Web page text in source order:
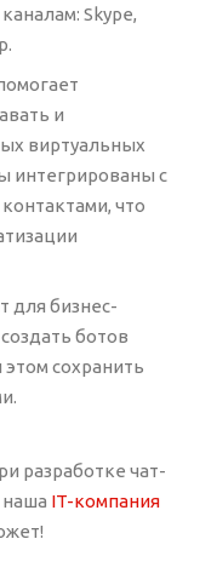
Skype,
и
виртуальных
интегрированы с
что
для бизнес-
ботов
сохранить
разработке чат-
наша IT-компания